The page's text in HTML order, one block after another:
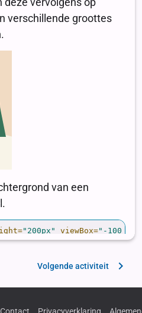
Volgende activiteit
Contact Privacyverklaring